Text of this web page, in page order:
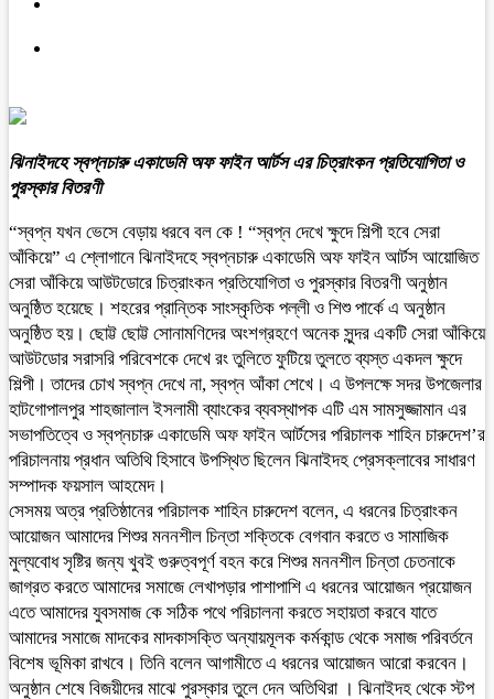
ঝিনাইদহে স্বপ্নচারু একাডেমি অফ ফাইন আর্টস এর চিত্রাংকন প্রতিযোগিতা ও
পুরস্কার বিতরণী
“স্বপ্ন যখন ভেসে বেড়ায় ধরবে বল কে ! “স্বপ্ন দেখে ক্ষুদে শিল্পী হবে সেরা
আঁকিয়ে” এ শ্লোগানে ঝিনাইদহে স্বপ্নচারু একাডেমি অফ ফাইন আর্টস আয়োজিত
সেরা আঁকিয়ে আউটডোরে চিত্রাংকন প্রতিযোগিতা ও পুরস্কার বিতরণী অনুষ্ঠান
অনুষ্ঠিত হয়েছে। শহরের প্রান্তিক সাংস্কৃতিক পল্লী ও শিশু পার্কে এ অনুষ্ঠান
অনুষ্ঠিত হয়। ছোট্ট ছোট্ট সোনামণিদের অংশগ্রহণে অনেক সুন্দর একটি সেরা আঁকিয়ে
আউটডোর সরাসরি পরিবেশকে দেখে রং তুলিতে ফুটিয়ে তুলতে ব্যস্ত একদল ক্ষুদে
শিল্পী। তাদের চোখ স্বপ্ন দেখে না, স্বপ্ন আঁকা শেখে। এ উপলক্ষে সদর উপজেলার
হাটগোপালপুর শাহজালাল ইসলামী ব্যাংকের ব্যবস্থাপক এটি এম সামসুজ্জামান এর
সভাপতিত্বে ও স্বপ্নচারু একাডেমি অফ ফাইন আর্টসের পরিচালক শাহিন চারুদেশ’র
পরিচালনায় প্রধান অতিথি হিসাবে উপস্থিত ছিলেন ঝিনাইদহ প্রেসক্লাবের সাধারণ
সম্পাদক ফয়সাল আহমেদ।
সেসময় অত্র প্রতিষ্ঠানের পরিচালক শাহিন চারুদেশ বলেন, এ ধরনের চিত্রাংকন
আয়োজন আমাদের শিশুর মননশীল চিন্তা শক্তিকে বেগবান করতে ও সামাজিক
মুল্যবোধ সৃষ্টির জন্য খুবই গুরুত্বপূর্ণ বহন করে শিশুর মননশীল চিন্তা চেতনাকে
জাগ্রত করতে আমাদের সমাজে লেখাপড়ার পাশাপাশি এ ধরনের আয়োজন প্রয়োজন
এতে আমাদের যুবসমাজ কে সঠিক পথে পরিচালনা করতে সহায়তা করবে যাতে
আমাদের সমাজে মাদকের মাদকাসক্তি অন্যায়মূলক কর্মকান্ড থেকে সমাজ পরিবর্তনে
বিশেষ ভূমিকা রাখবে। তিনি বলেন আগামীতে এ ধরনের আয়োজন আরো করবেন।
অনুষ্ঠান শেষে বিজয়ীদের মাঝে পুরস্কার তুলে দেন অতিথিরা । ঝিনাইদহ থেকে স্টপ